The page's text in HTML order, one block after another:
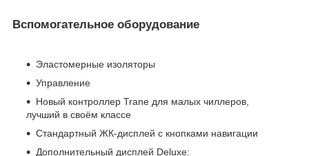
Вспомогательное оборудование
Эластомерные изоляторы
Управление
Новый контроллер Trane для малых чиллеров,
лучший в своём классе
Стандартный ЖК-дисплей с кнопками навигации
Дополнительный дисплей Deluxe: